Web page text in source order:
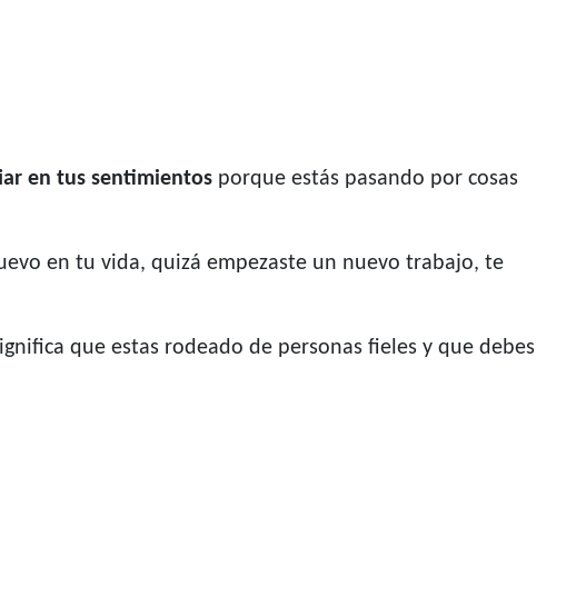
en tus sentimientos porque estás pasando por cosas
en tu vida, quizá empezaste un nuevo trabajo, te
que estas rodeado de personas fieles y que debes